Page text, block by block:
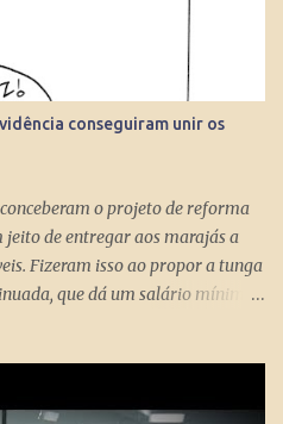
conseguiram unir os
o projeto de reforma
de entregar aos marajás a
Fizeram isso ao propor a tunga
que dá um salário mínimo
tomar pelo menos R$ 598